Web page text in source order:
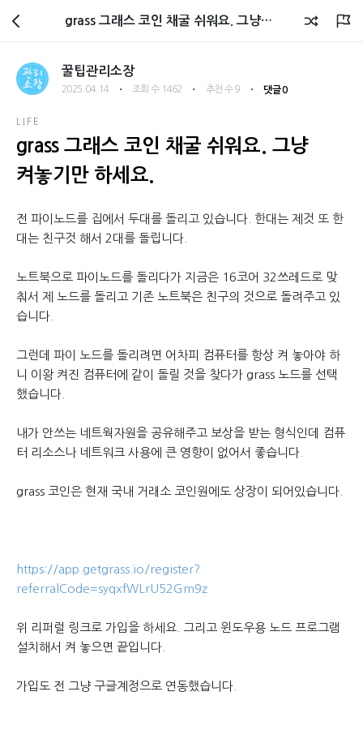
관리소장 블로그 grass 그래스 코인 채굴 쉬워요. 그냥 켜놓기만 하세요.
꿀팁관리소장
2025.04.14 ・ 조회 수 1462 ・ 추천 수 9 ・ 댓글 0
LIFE
grass 그래스 코인 채굴 쉬워요. 그냥
켜놓기만 하세요.
전 파이노드를 집에서 두대를 돌리고 있습니다. 한대는 제것 또 한
대는 친구것 해서 2대를 돌립니다.
노트북으로 파이노드를 돌리다가 지금은 16코어 32쓰레드로 맞
춰서 제 노드를 돌리고 기존 노트북은 친구의 것으로 돌려주고 있
습니다.
그런데 파이 노드를 돌리려면 어차피 컴퓨터를 항상 켜 놓아야 하
니 이왕 켜진 컴퓨터에 같이 돌릴 것을 찾다가 grass 노드를 선택
했습니다.
내가 안쓰는 네트웍자원을 공유해주고 보상을 받는 형식인데 컴퓨
터 리소스나 네트워크 사용에 큰 영향이 없어서 좋습니다.
grass 코인은 현재 국내 거래소 코인원에도 상장이 되어있습니다.
https://app.getgrass.io/register?
referralCode=syqxfWLrU52Gm9z
위 리퍼럴 링크로 가입을 하세요. 그리고 윈도우용 노드 프로그램
설치해서 켜 놓으면 끝입니다.
가입도 전 그냥 구글계정으로 연동했습니다.